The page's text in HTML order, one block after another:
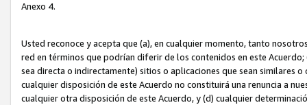
Anexo 4.
Usted reconoce y acepta que (a), en cualquier momento, tanto
red en términos que podrían diferir de los contenidos en este
sea directa o indirectamente) sitios o aplicaciones que sean similares
cualquier disposición de este Acuerdo no constituirá una renuncia a
cualquier otra disposición de este Acuerdo, y (d) cualquier